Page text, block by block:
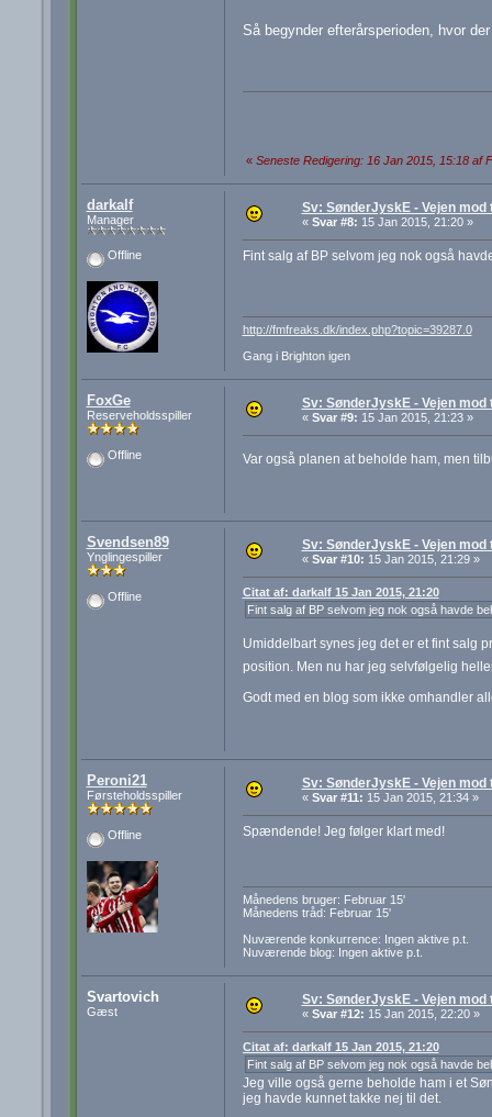
Så begynder efterårsperioden, hvor
« Seneste Redigering: 16 Jan 2015, 15:18 af
darkalf
Manager
Offline
Sv: SønderJyskE - Vejen mod
« Svar #8: 15 Jan 2015, 21:20 »
Fint salg af BP selvom jeg nok også
http://fmfreaks.dk/index.php?topic=39287.0
Gang i Brighton igen
FoxGe
Reserveholdsspiller
Offline
Sv: SønderJyskE - Vejen mod
« Svar #9: 15 Jan 2015, 21:23 »
Var også planen at beholde ham, men
Svendsen89
Ynglingespiller
Offline
Sv: SønderJyskE - Vejen mod
« Svar #10: 15 Jan 2015, 21:29 »
Citat af: darkalf 15 Jan 2015, 21:20
Fint salg af BP selvom jeg nok også havde
Umiddelbart synes jeg det er et fint salg
position. Men nu har jeg selvfølgelig
Godt med en blog som ikke omhandler
Peroni21
Førsteholdsspiller
Offline
Sv: SønderJyskE - Vejen mod
« Svar #11: 15 Jan 2015, 21:34 »
Spændende! Jeg følger klart med!
Månedens bruger: Februar 15'
Månedens tråd: Februar 15'
Nuværende konkurrence: Ingen aktive p.t.
Nuværende blog: Ingen aktive p.t.
Svartovich
Gæst
Sv: SønderJyskE - Vejen mod
« Svar #12: 15 Jan 2015, 22:20 »
Citat af: darkalf 15 Jan 2015, 21:20
Fint salg af BP selvom jeg nok også havde
Jeg ville også gerne beholde ham i et
jeg havde kunnet takke nej til det.